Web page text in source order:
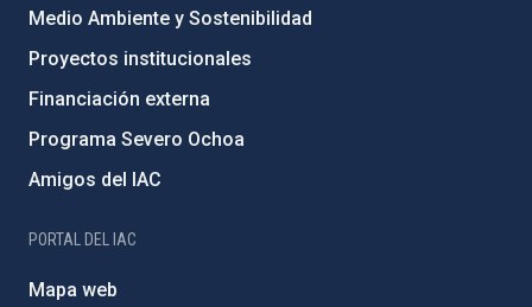
Medio Ambiente y Sostenibilidad
Proyectos institucionales
Financiación externa
Programa Severo Ochoa
Amigos del IAC
PORTAL DEL IAC
Mapa web